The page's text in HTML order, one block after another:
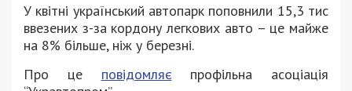
У квітні український автопарк поповнили 15,3 тис
ввезених з-за кордону легкових авто – це майже
на 8% більше, ніж у березні.
Про це повідомляє профільна асоціація